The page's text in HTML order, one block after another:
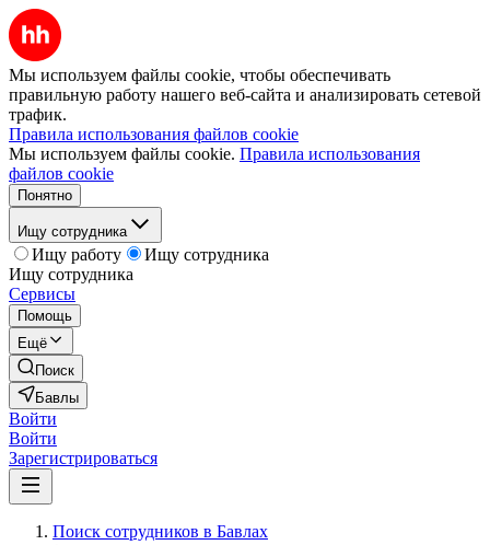
Мы используем файлы cookie, чтобы обеспечивать
правильную работу нашего веб-сайта и анализировать сетевой
трафик.
Правила использования файлов cookie
Мы используем файлы cookie. Правила использования
файлов cookie
Понятно
Ищу сотрудника
Ищу работу
Ищу сотрудника
Ищу сотрудника
Сервисы
Помощь
Ещё
Поиск
Бавлы
Войти
Войти
Зарегистрироваться
Поиск сотрудников в Бавлах